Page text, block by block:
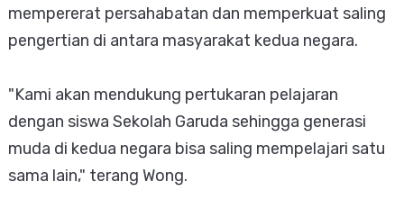
mempererat persahabatan dan memperkuat saling
pengertian di antara masyarakat kedua negara.
"Kami akan mendukung pertukaran pelajaran
dengan siswa Sekolah Garuda sehingga generasi
muda di kedua negara bisa saling mempelajari satu
sama lain," terang Wong.